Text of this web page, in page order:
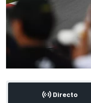
Directo